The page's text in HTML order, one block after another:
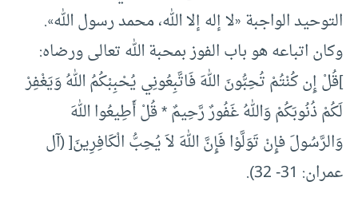
التوحيد الواجبة «لا إله إلا الله، محمد رسول الله».
وكان اتباعه هو باب الفوز بمحبة الله تعالى ورضاه:
]قُلْ إِن كُنْتُمْ تُحِبُّونَ اللهَ فَاتَّبِعُونِي يُحْبِبْكُمُ اللهُ وَيَغْفِرْ
لَكُمْ ذُنُوبَكُمْ وَاللهُ غَفُورٌ رَّحِيمٌ * قُلْ أَطِيعُوا اللهَ
وَالرَّسُولَ فإِنْ تَوَلَّوْا فَإِنَّ اللهَ لاَ يُحِبُّ الْكَافِرِينَ[ (آل
عمران: 31- 32).